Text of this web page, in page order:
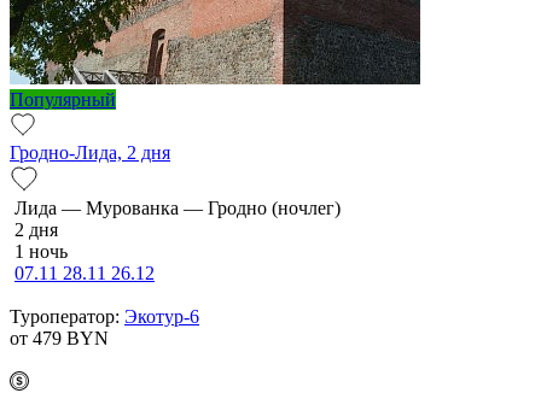
Популярный
Гродно-Лида, 2 дня
Ли­да — Мурованка — Грод­но (ночлег)
2 дня
1 ночь
07.11 28.11 26.12
Туроператор: Экотур-6
от 479 BYN